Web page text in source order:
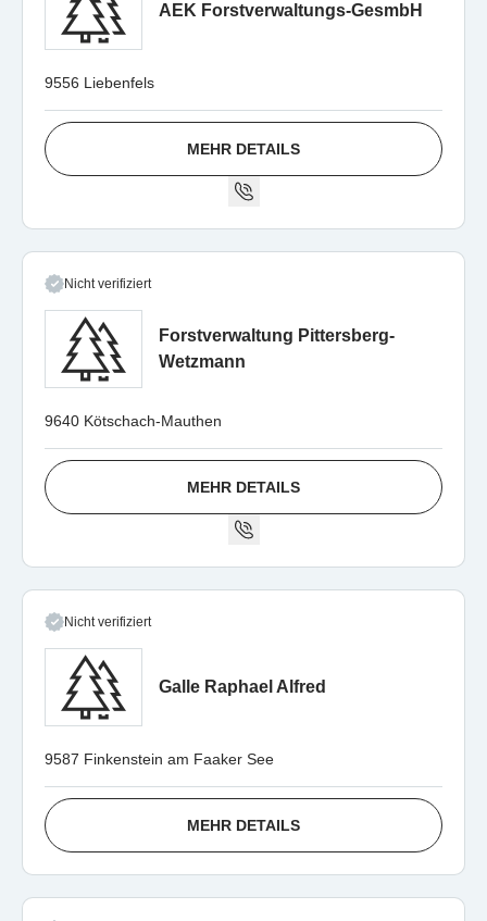
AEK Forstverwaltungs-GesmbH
9556 Liebenfels
MEHR DETAILS
Nicht verifiziert
Forstverwaltung Pittersberg-
Wetzmann
9640 Kötschach-Mauthen
MEHR DETAILS
Nicht verifiziert
Galle Raphael Alfred
9587 Finkenstein am Faaker See
MEHR DETAILS